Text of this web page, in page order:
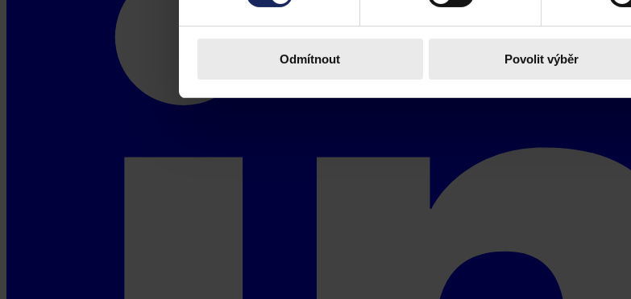
Odmítnout Povolit výběr